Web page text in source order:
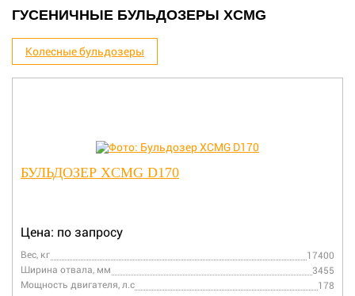
ГУСЕНИЧНЫЕ БУЛЬДОЗЕРЫ XCMG
Колесные бульдозеры
БУЛЬДОЗЕР XCMG D170
Цена: по запросу
Вес, кг
17400
Ширина отвала, мм
3455
Мощность двигателя, л.с
178